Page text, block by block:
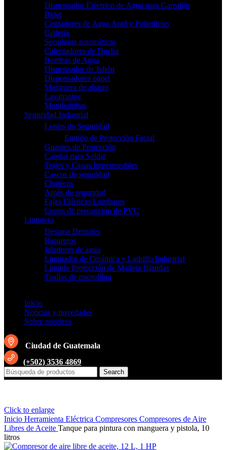
Dispensador Eléctrico de Agua para Garrafón
Bidet
Contadores de Agua Arad y Polietileno
Grifería
Secadoras automáticas
Calentadores de Ducha
Bombas de Agua
Dispensador de Jabón
Dispensadores papel
Manguera de abasto
Lavatrastos
Motobombas
Seguridad Industrial
Lentes de Seguridad
Equipo de Protección Facial
Guantes de Protección
Caretas para Soldar
Trajes y Capas Impermeables
Cascos de seguridad
Chalecos
Arnés de seguridad
Fajas Elásticas Lumbares
Conos de precaución de PVC
Limpieza
Destapa Drenajes
Basureros
Jaladores de agua
Limpiador de Cerámica y Ladrillo Industrial
Liquido Protección de Madera Blandas
Toallas de microfibra
Inicio
Noticias y novedades
Sobre nosotros
Ciudad de Guatemala
(+502) 3536 4869
Search
Click to enlarge
Inicio Herramienta Eléctrica Compresores Compresores de Aire
Libres de Aceite Tanque para pintura con manguera y pistola, 10
litros